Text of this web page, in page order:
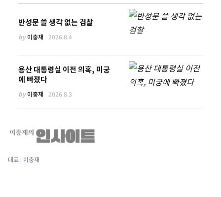
반성문 쓸 생각 없는 검찰
by이충재 2026.8.4
용산 대통령실 이전 의혹, 미궁
에 빠졌다
by이충재 2026.8.3
대표 : 이충재